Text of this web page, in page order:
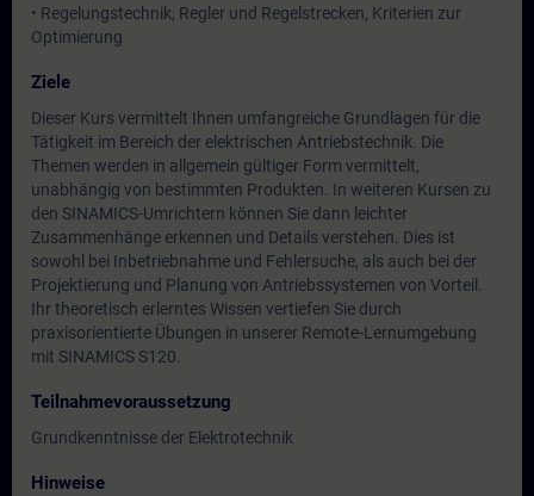
• Regelungstechnik, Regler und Regelstrecken, Kriterien zur
Optimierung
Ziele
Dieser Kurs vermittelt Ihnen umfangreiche Grundlagen für die
Tätigkeit im Bereich der elektrischen Antriebstechnik. Die
Themen werden in allgemein gültiger Form vermittelt,
unabhängig von bestimmten Produkten. In weiteren Kursen zu
den SINAMICS-Umrichtern können Sie dann leichter
Zusammenhänge erkennen und Details verstehen. Dies ist
sowohl bei Inbetriebnahme und Fehlersuche, als auch bei der
Projektierung und Planung von Antriebssystemen von Vorteil.
Ihr theoretisch erlerntes Wissen vertiefen Sie durch
praxisorientierte Übungen in unserer Remote-Lernumgebung
mit SINAMICS S120.
Teilnahmevoraussetzung
Grundkenntnisse der Elektrotechnik
Hinweise